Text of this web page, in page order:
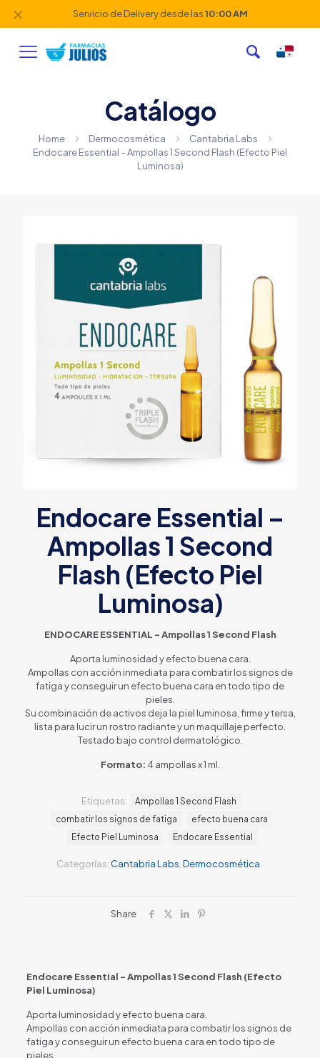
Servicio de Delivery desde las10:00 AM
✕
Catálogo
Home Dermocosmética
Cantabria Labs
Endocare Essential – Ampollas 1 Second Flash (Efecto Piel
Luminosa)
Endocare Essential –
Ampollas 1 Second
Flash (Efecto Piel
Luminosa)
ENDOCARE ESSENTIAL – Ampollas 1 Second Flash
Aporta luminosidad y efecto buena cara.
Ampollas con acción inmediata para combatir los signos de
fatiga y conseguir un efecto buena cara en todo tipo de
pieles.
Su combinación de activos deja la piel luminosa, firme y tersa,
lista para lucir un rostro radiante y un maquillaje perfecto.
Testado bajo control dermatológico.
Formato: 4 ampollas x 1 ml.
Categorías: Cantabria Labs Dermocosmética
Etiquetas:
Ampollas 1 Second Flash
combatir los signos de fatiga
efecto buena cara
Efecto Piel Luminosa
Endocare Essential
Share
Endocare Essential – Ampollas 1 Second Flash (Efecto
Piel Luminosa)
Aporta luminosidad y efecto buena cara.
Ampollas con acción inmediata para combatir los signos de
fatiga y conseguir un efecto buena cara en todo tipo de
pieles.